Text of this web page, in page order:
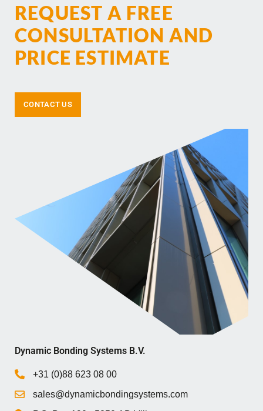
REQUEST A FREE
CONSULTATION AND
PRICE ESTIMATE
CONTACT US
Dynamic Bonding Systems B.V.
+31 (0)88 623 08 00
sales@dynamicbondingsystems.com